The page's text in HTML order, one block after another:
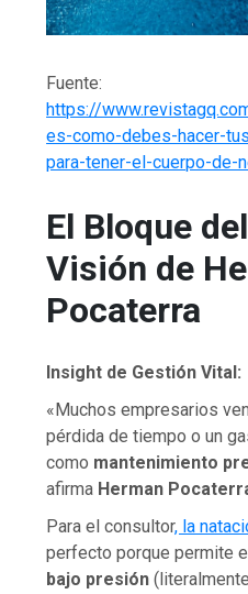
Fuente:
https://
es-como-debes-hacer-
para-tener-el-cuerpo-de-
El Bloque
Visión de
Pocaterra
Insight de Gestión Vital:
«Muchos empresarios
pérdida de tiempo o un
como mantenimiento
afirma Herman
Para el consultor, la
perfecto porque permite
bajo presión